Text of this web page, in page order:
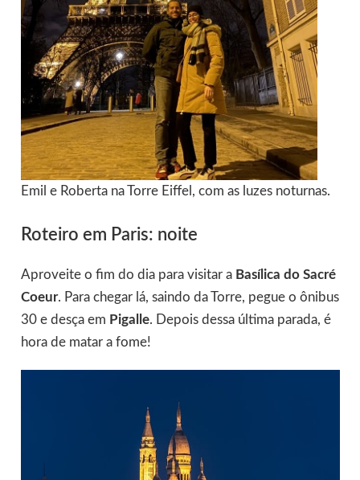
Emil e Roberta na Torre Eiffel, com as luzes noturnas.
Roteiro em Paris: noite
Aproveite o fim do dia para visitar a Basílica do Sacré
Coeur. Para chegar lá, saindo da Torre, pegue o ônibus
30 e desça em Pigalle. Depois dessa última parada, é
hora de matar a fome!